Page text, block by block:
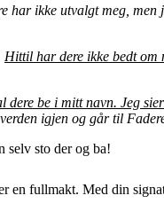
har ikke utvalgt meg, men
Hittil har dere ikke bedt om
dere be i mitt navn. Jeg
igjen og går til
selv sto der og ba!
en fullmakt. Med din